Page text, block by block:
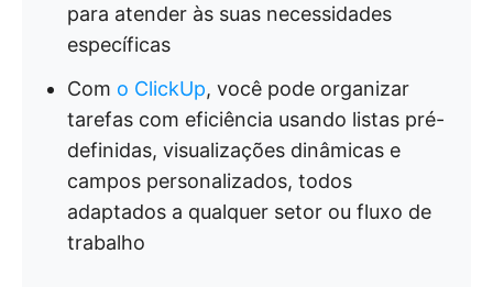
para atender às suas necessidades
específicas
Com o ClickUp, você pode organizar
tarefas com eficiência usando listas pré-
definidas, visualizações dinâmicas e
campos personalizados, todos
adaptados a qualquer setor ou fluxo de
trabalho